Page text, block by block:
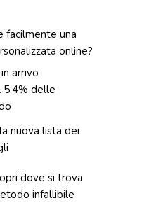
facilmente una
online?
arrivo
5,4% delle
nuova lista dei
dove si trova
infallibile